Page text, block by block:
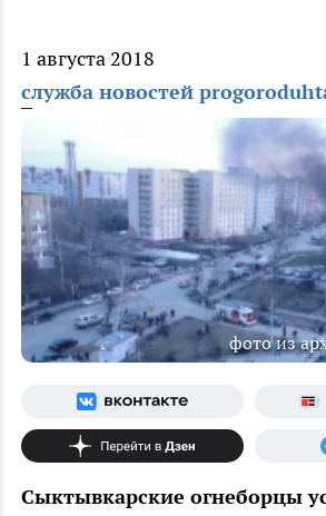
1 августа 2018
служба новостей
фото из
Сыктывкарские огнеборцы